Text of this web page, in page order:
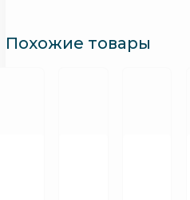
Похожие товары